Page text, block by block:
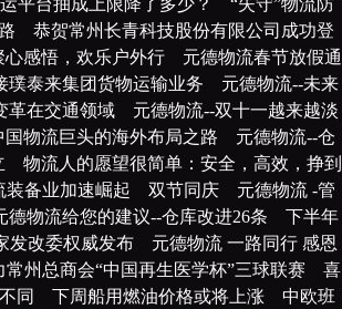
运平台抽成上限降了多少？ “失守”物流防
路 恭贺常州长青科技股份有限公司成功登
心感悟，欢乐户外行 元德物流春节放假通
璞泰来集团货物运输业务 元德物流--未来
革在交通领域 元德物流--双十一越来越淡
国物流巨头的海外布局之路 元德物流--仓
物流人的愿望很简单：安全，高效，挣到
装备业加速崛起 双节同庆 元德物流 -管
德物流给您的建议--仓库改进26条 下半年
发改委权威发布 元德物流 一路同行 感恩
常州总商会“中国再生医学杯”三球联赛 喜
不同 下周船用燃油价格或将上涨 中欧班